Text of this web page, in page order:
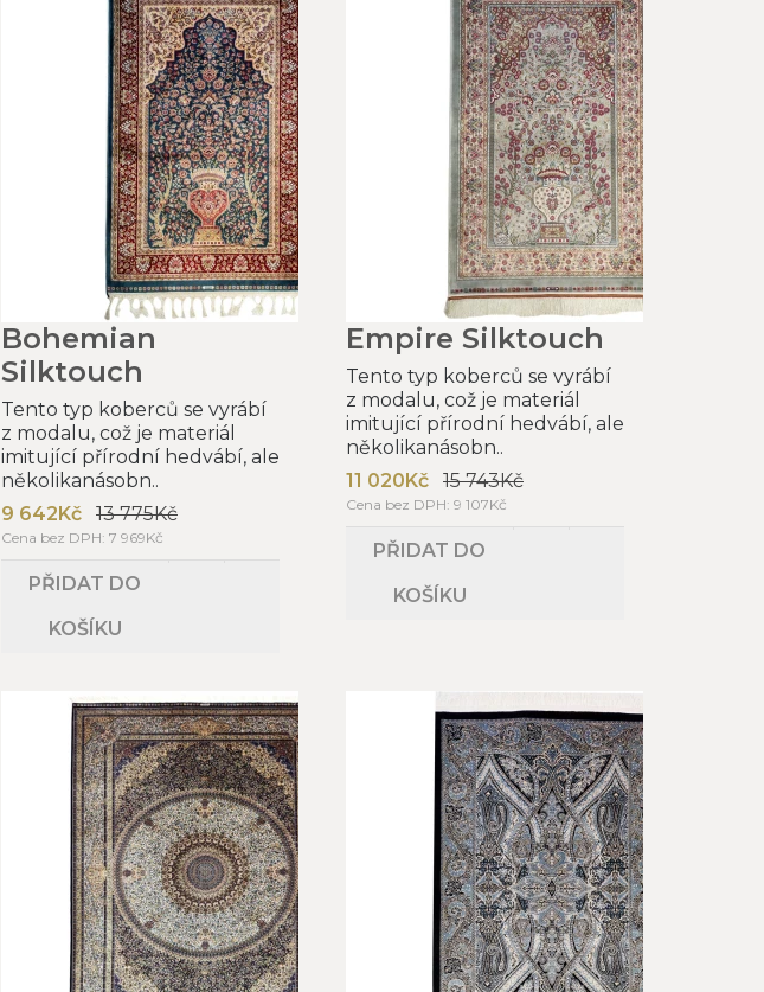
Bohemian
Silktouch
Tento typ koberců se vyrábí
z modalu, což je materiál
imitující přírodní hedvábí, ale
několikanásobn..
9 642Kč
13 775Kč
Cena bez DPH: 7 969Kč
PŘIDAT DO
KOŠÍKU
Empire Silktouch
Tento typ koberců se vyrábí
z modalu, což je materiál
imitující přírodní hedvábí, ale
několikanásobn..
11 020Kč
15 743Kč
Cena bez DPH: 9 107Kč
PŘIDAT DO
KOŠÍKU